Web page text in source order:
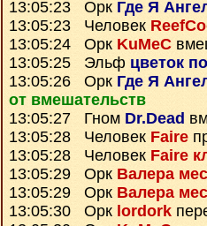
13:05:23 Орк Где Я
13:05:23 Человек
13:05:24 Орк KuMeC
13:05:25 Эльф цветок
13:05:26 Орк Где Я
от вмешательств
13:05:27 Гном Dr.Dead
13:05:28 Человек Faire
13:05:28 Человек Faire
13:05:29 Орк Валера
13:05:29 Орк Валера
13:05:30 Орк lordork